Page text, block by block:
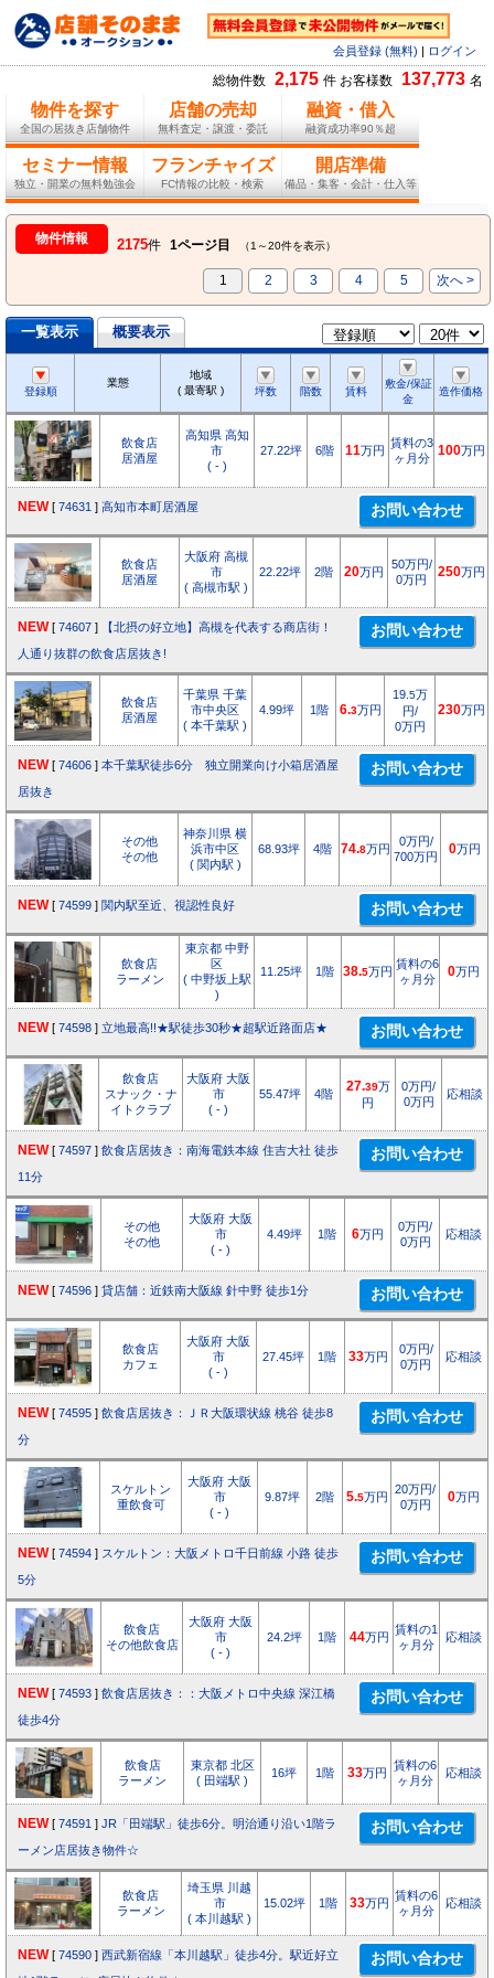
会員登録 (無料) ログイン
総物件数 2,175 件 お客様数 137,773 名
物件を探す
全国の居抜き店舗物件
店舗の売却
無料査定・譲渡・委託
融資・借入
融資成功率90％超
セミナー情報
独立・開業の無料勉強会
フランチャイズ
FC情報の比較・検索
開店準備
備品・集客・会計・仕入等
物件情報 2175件 1ページ目 （1～20件を表示）
1 2 3 4 5 次へ >
一覧表示 概要表示
登録順
業態
地域
( 最寄駅 )
坪数 階数 賃料
敷金/保証
金
造作価格
飲食店
居酒屋
高知県 高知
市
( - )
27.22坪 6階 11万円
賃料の3
ヶ月分
100万円
NEW [ 74631 ] 高知市本町居酒屋
飲食店
居酒屋
大阪府 高槻
市
( 高槻市駅 )
22.22坪 2階 20万円
50万円/
0万円
250万円
NEW [ 74607 ]
【北摂の好立地】高槻を代表する商店街！
人通り抜群の飲食店居抜き!
飲食店
居酒屋
千葉県 千葉
市中央区
( 本千葉駅 )
4.99坪 1階 6.3万円
19.5万
円/
0万円
230万円
NEW [ 74606 ] 本千葉駅徒歩6分 独立開業向け小箱居酒屋
居抜き
その他
その他
神奈川県 横
浜市中区
( 関内駅 )
68.93坪 4階 74.8万円
0万円/
700万円
0万円
NEW [ 74599 ] 関内駅至近、視認性良好
飲食店
ラーメン
東京都 中野
区
( 中野坂上駅
)
11.25坪 1階 38.5万円
賃料の6
ヶ月分
0万円
NEW [ 74598 ] 立地最高!!★駅徒歩30秒★超駅近路面店★
飲食店
スナック・ナ
イトクラブ
大阪府 大阪
市
( - )
55.47坪 4階
27.39万
円
0万円/
0万円
応相談
NEW [ 74597 ] 飲食店居抜き：南海電鉄本線 住吉大社 徒歩
11分
その他
その他
大阪府 大阪
市
( - )
4.49坪 1階 6万円
0万円/
0万円
応相談
NEW [ 74596 ] 貸店舗：近鉄南大阪線 針中野 徒歩1分
飲食店
カフェ
大阪府 大阪
市
( - )
27.45坪 1階 33万円
0万円/
0万円
応相談
NEW [ 74595 ] 飲食店居抜き：ＪＲ大阪環状線 桃谷 徒歩8
分
スケルトン
重飲食可
大阪府 大阪
市
( - )
9.87坪 2階 5.5万円
20万円/
0万円
0万円
NEW [ 74594 ] スケルトン：大阪メトロ千日前線 小路 徒歩
5分
飲食店
その他飲食店
大阪府 大阪
市
( - )
24.2坪 1階 44万円
賃料の1
ヶ月分
応相談
NEW [ 74593 ] 飲食店居抜き：：大阪メトロ中央線 深江橋
徒歩4分
飲食店
ラーメン
東京都 北区
( 田端駅 )
16坪 1階 33万円
賃料の6
ヶ月分
応相談
NEW [ 74591 ] JR「田端駅」徒歩6分。明治通り沿い1階ラ
ーメン店居抜き物件☆
飲食店
ラーメン
埼玉県 川越
市
( 本川越駅 )
15.02坪 1階 33万円
賃料の6
ヶ月分
応相談
NEW [ 74590 ] 西武新宿線「本川越駅」徒歩4分。駅近好立